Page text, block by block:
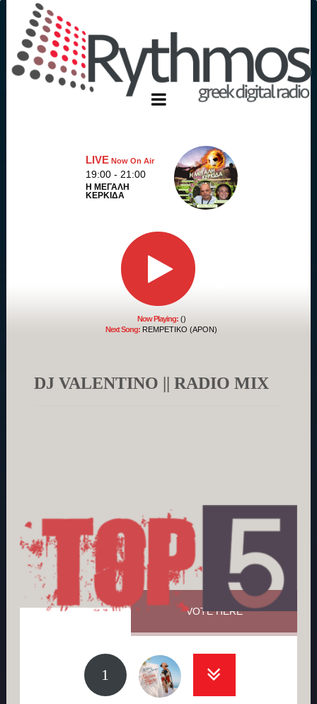
LIVENow On Air
19:00 - 21:00
Η ΜΕΓΑΛΗ
ΚΕΡΚΙΔΑ
Now Playing:()
Next Song: REMPETIKO (APON)
DJ VALENTINO || RADIO MIX
VOTE HERE
1